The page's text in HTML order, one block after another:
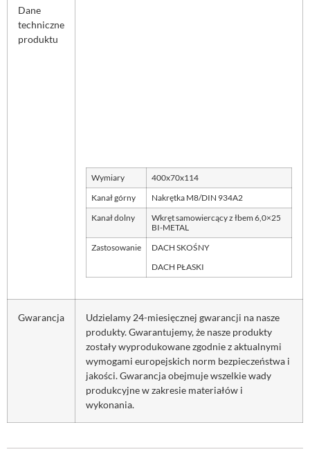
Dane
techniczne
produktu
Wymiary 400x70x114
Kanał górny Nakrętka M8/DIN 934A2
Kanał dolny
Wkręt samowiercący z łbem 6,0×25
BI-METAL
Zastosowanie DACH SKOŚNY
DACH PŁASKI
Gwarancja
Udzielamy 24-miesięcznej gwarancji na nasze
produkty. Gwarantujemy, że nasze produkty
zostały wyprodukowane zgodnie z aktualnymi
wymogami europejskich norm bezpieczeństwa i
jakości. Gwarancja obejmuje wszelkie wady
produkcyjne w zakresie materiałów i
wykonania.